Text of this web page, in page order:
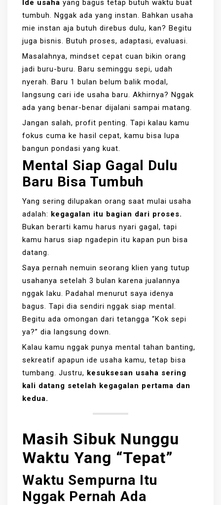
Ide usaha yang bagus tetap butuh waktu buat
tumbuh. Nggak ada yang instan. Bahkan usaha
mie instan aja butuh direbus dulu, kan? Begitu
juga bisnis. Butuh proses, adaptasi, evaluasi.
Masalahnya, mindset cepat cuan bikin orang
jadi buru-buru. Baru seminggu sepi, udah
nyerah. Baru 1 bulan belum balik modal,
langsung cari ide usaha baru. Akhirnya? Nggak
ada yang benar-benar dijalani sampai matang.
Jangan salah, profit penting. Tapi kalau kamu
fokus cuma ke hasil cepat, kamu bisa lupa
bangun pondasi yang kuat.
Mental Siap Gagal Dulu
Baru Bisa Tumbuh
Yang sering dilupakan orang saat mulai usaha
adalah: kegagalan itu bagian dari proses.
Bukan berarti kamu harus nyari gagal, tapi
kamu harus siap ngadepin itu kapan pun bisa
datang.
Saya pernah nemuin seorang klien yang tutup
usahanya setelah 3 bulan karena jualannya
nggak laku. Padahal menurut saya idenya
bagus. Tapi dia sendiri nggak siap mental.
Begitu ada omongan dari tetangga “Kok sepi
ya?” dia langsung down.
Kalau kamu nggak punya mental tahan banting,
sekreatif apapun ide usaha kamu, tetap bisa
tumbang. Justru, kesuksesan usaha sering
kali datang setelah kegagalan pertama dan
kedua.
Masih Sibuk Nunggu
Waktu Yang “Tepat”
Waktu Sempurna Itu
Nggak Pernah Ada